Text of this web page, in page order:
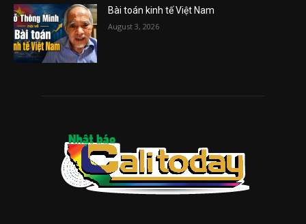
Bài toán kinh tế Việt Nam
August 3, 2026